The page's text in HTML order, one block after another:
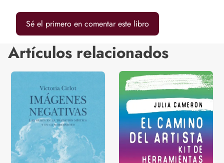
Sé el primero en comentar este libro
Artículos relacionados